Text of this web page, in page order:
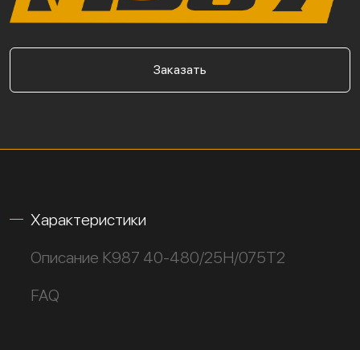
Заказать
Характеристики
Описание К987 40-480/25Н/075Т2
FAQ